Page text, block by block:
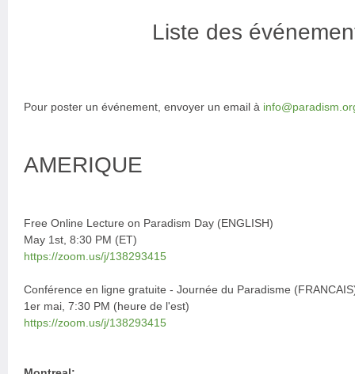
Liste des
Pour poster un événement, envoyer un email à
AMERIQUE
Free Online Lecture on Paradism Day (ENGLISH)
May 1st, 8:30 PM (ET)
https://zoom.us/j/138293415
Conférence en ligne gratuite - Journée du Paradisme
1er mai, 7:30 PM (heure de l'est)
https://zoom.us/j/138293415